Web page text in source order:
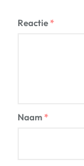
Reactie *
Naam *